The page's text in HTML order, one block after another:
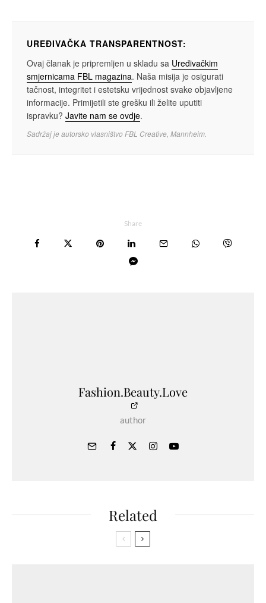
UREĐIVAČKA TRANSPARENTNOST:
Ovaj članak je pripremljen u skladu sa Uređivačkim
smjernicama FBL magazina. Naša misija je osigurati
tačnost, integritet i estetsku vrijednost svake objavljene
informacije. Primijetili ste grešku ili želite uputiti
ispravku? Javite nam se ovdje.
Sadržaj je autorsko vlasništvo FBL Creative, Mannheim.
Share
Fashion.Beauty.Love
author
Related